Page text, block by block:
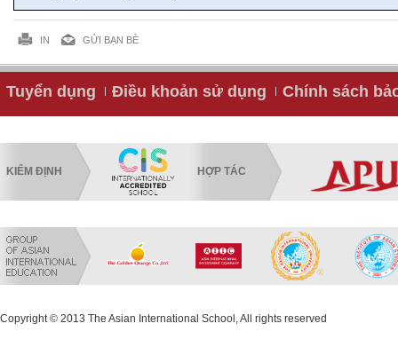
IN GỬI BẠN BÈ
Tuyển dụng Điều khoản sử dụng Chính sách
KIỂM ĐỊNH HỢP TÁC
Copyright © 2013 The Asian International School, All rights reserved